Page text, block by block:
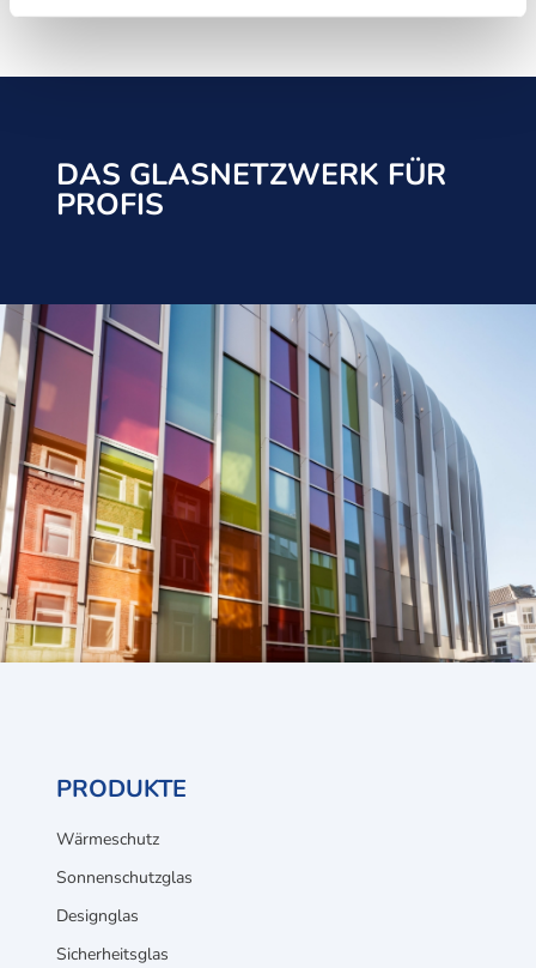
DAS GLASNETZWERK FÜR
PROFIS
PRODUKTE
Wärmeschutz
Sonnenschutzglas
Designglas
Sicherheitsglas